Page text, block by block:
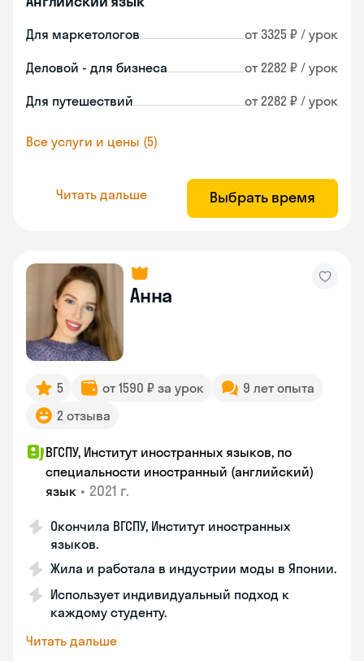
Для маркетологов от 3325 ₽ / урок
Деловой - для бизнеса от 2282 ₽ / урок
Для путешествий от 2282 ₽ / урок
Все услуги и цены (5)
Читать дальше Выбрать время
Анна
5 от 1590 ₽ за урок
9 лет опыта
2 отзыва
ВГСПУ, Институт иностранных языков, по
специальности иностранный (английский)
язык • 2021 г.
Окончила ВГСПУ, Институт иностранных
языков.
Жила и работала в индустрии моды в Японии.
Использует индивидуальный подход к
каждому студенту.
Читать дальше